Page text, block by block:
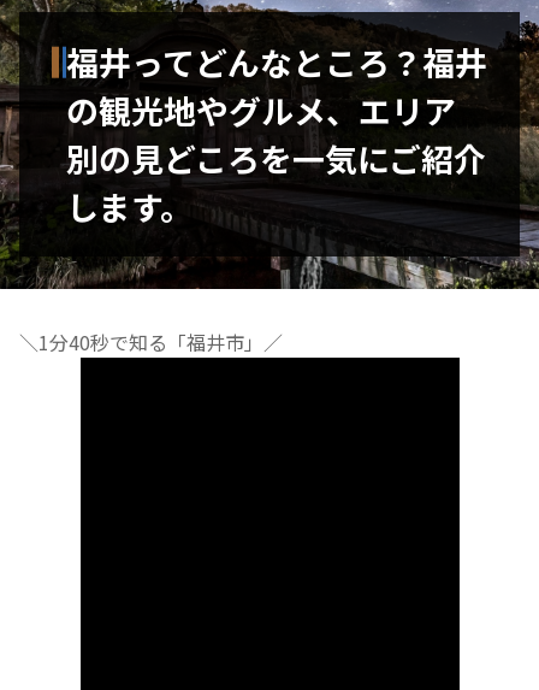
福井ってどんなところ？福井
の観光地やグルメ、エリア
別の見どころを一気にご紹介
します。
＼1分40秒で知る「福井市」／